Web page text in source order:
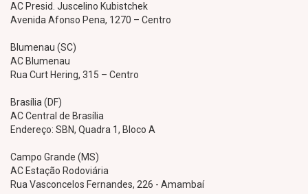
AC Presid. Juscelino Kubistchek
Avenida Afonso Pena, 1270 – Centro
Blumenau (SC)
AC Blumenau
Rua Curt Hering, 315 – Centro
Brasília (DF)
AC Central de Brasília
Endereço: SBN, Quadra 1, Bloco A
Campo Grande (MS)
AC Estação Rodoviária
Rua Vasconcelos Fernandes, 226 - Amambaí